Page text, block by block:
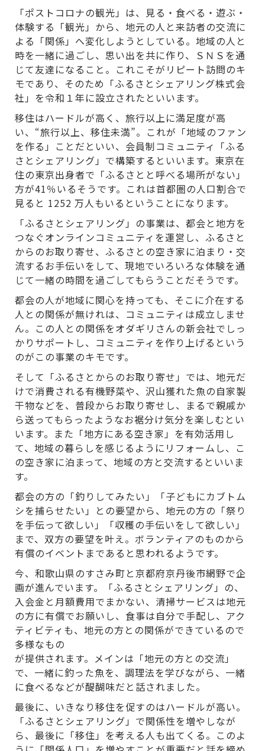
「ポストコロナの観光」は、見る・食べる・遊ぶ・
体験する「観光」から、地元の人と来訪者の交流に
よる「関係」へ変化しようとしている。地域の人と
時を一緒に過ごし、思い出を共に作り、ＳＮＳを通
じて友達になること。これこそがリピート訪問のキ
モであり、そのため「ふるさとシェアリング株式会
社」を令和１年に設立されたといいます。
移住はハードルが高く、旅行以上に満足度が高
い、“旅行以上、移住未満”。これが「地域のファン
を作る」ことだといい、会員制コミュニティ「ふる
さとシェアリング」で構築するといいます。東京在
住の東京出身者で「ふるさとと呼べる場所がない」
方が41％いるそうです。これは首都圏の人口割合で
見ると 1252 万人もいるということになります。
「ふるさとシェアリング」の事業は、都会と地方を
つなぐオンラインコミュニティを運営し、ふるさと
からのお取り寄せ、ふるさとの空き家に泊まり・交
流するお手伝いをして、現地でいろいろな体験を通
じて一緒の時間を過ごしてもらうことだそうです。
都会の人が地域に関心を持っても、そこに介在する
人との関係が無けれは、コミュニティは成立しませ
ん。この人との関係をオダギリさんの新会社でしっ
かりサポートし、コミュニティを作り上げるという
のがこの事業のキモです。
そして「ふるさとからのお取り寄せ」では、地元だ
けで消費される有機野菜や、沢山獲れた魚の自家製
干物などを、普段からお取り寄せし、まるで親戚か
ら送ってもらったようなお裾分け気分を楽しむとい
います。また「地方にある空き家」を有効活用し
て、地域の暮らしを感じるようにリフォームし、こ
の空き家に泊まって、地域の方と交流するといいま
す。
都会の方の「釣りしてみたい」「子どもにカブトム
シを捕らせたい」との要望から、地元の方の「祭り
を手伝って欲しい」「収穫の手伝いをして欲しい」
まで、双方の要望を叶え。ボランティアのものから
有償のイベントまであると思われるようです。
今、和歌山県のすさみ町と京都府京丹後市網野で企
画が進んでいます。「ふるさとシェアリング」の、
入会金と月額費用でまかない、清掃サービスは地元
の方に有償でお願いし、食事は自分で手配し、アク
ティビティも、地元の方との関係ができているので
多様なもの
が提供されます。メインは「地元の方との交流」
で、一緒に釣った魚を、調理法を学びながら、一緒
に食べるなどが醍醐味だと話されました。
最後に、いきなり移住を促すのはハードルが高い。
「ふるさとシェアリング」で関係性を増やしなが
ら、最後に「移住」を考える人も出てくる。このよ